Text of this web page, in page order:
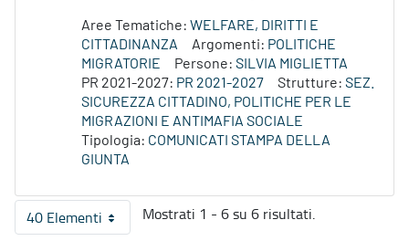
Aree Tematiche: WELFARE, DIRITTI E
CITTADINANZA
Argomenti: POLITICHE
MIGRATORIE
Persone: SILVIA MIGLIETTA
PR 2021-2027: PR 2021-2027 Strutture: SEZ.
SICUREZZA CITTADINO, POLITICHE PER LE
MIGRAZIONI E ANTIMAFIA SOCIALE
Tipologia: COMUNICATI STAMPA DELLA
GIUNTA
40 ElementiPer pagina
Mostrati 1 - 6 su 6 risultati.